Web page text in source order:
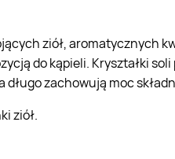
ziół, aromatycznych
do kąpieli. Kryształki
długo zachowują moc
ziół.